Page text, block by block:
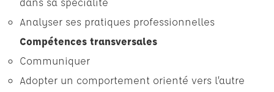
Analyser ses pratiques professionnelles
Compétences transversales
Communiquer
Adopter un comportement orienté vers l’autre